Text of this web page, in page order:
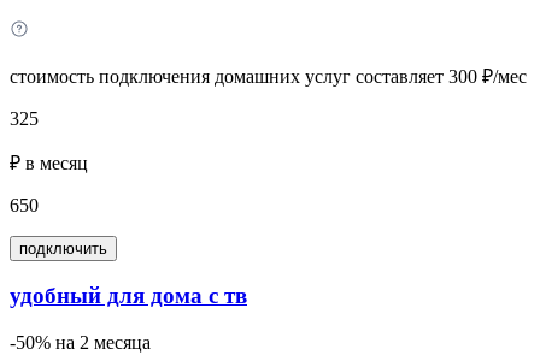
стоимость подключения домашних услуг составляет 300 ₽/мес
325
₽ в месяц
650
подключить
удобный для дома с тв
-50% на 2 месяца